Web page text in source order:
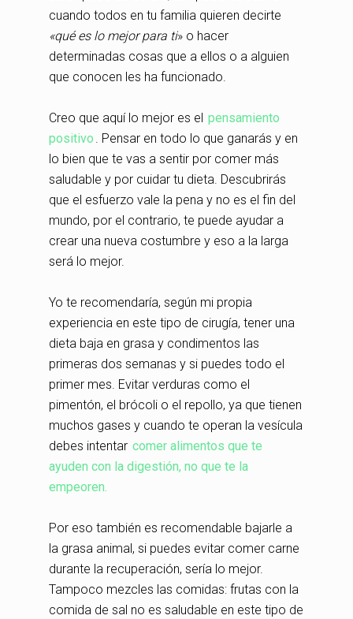
cuando todos en tu familia quieren decirte
«qué es lo mejor para ti» o hacer
determinadas cosas que a ellos o a alguien
que conocen les ha funcionado.
Creo que aquí lo mejor es el pensamiento
positivo . Pensar en todo lo que ganarás y en
lo bien que te vas a sentir por comer más
saludable y por cuidar tu dieta. Descubrirás
que el esfuerzo vale la pena y no es el fin del
mundo, por el contrario, te puede ayudar a
crear una nueva costumbre y eso a la larga
será lo mejor.
Yo te recomendaría, según mi propia
experiencia en este tipo de cirugía, tener una
dieta baja en grasa y condimentos las
primeras dos semanas y si puedes todo el
primer mes. Evitar verduras como el
pimentón, el brócoli o el repollo, ya que tienen
muchos gases y cuando te operan la vesícula
debes intentar comer alimentos que te
ayuden con la digestión, no que te la
empeoren.
Por eso también es recomendable bajarle a
la grasa animal, si puedes evitar comer carne
durante la recuperación, sería lo mejor.
Tampoco mezcles las comidas: frutas con la
comida de sal no es saludable en este tipo de